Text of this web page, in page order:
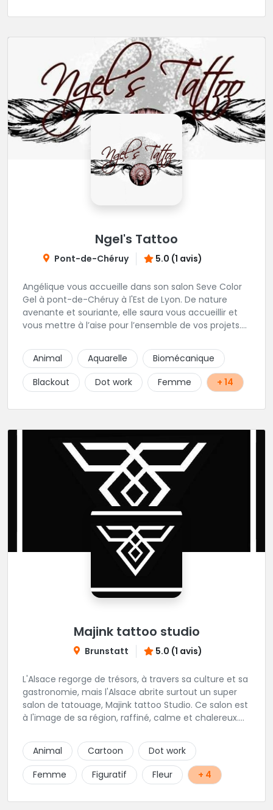
Ngel's Tattoo
Pont-de-Chéruy 5.0 (1 avis)
Angélique vous accueille dans son salon Seve Color
Gel à pont-de-Chéruy à l'Est de Lyon. De nature
avenante et souriante, elle saura vous accueillir et
vous mettre à l’aise pour l’ensemble de vos projets.
tatouages allant des calligraphies, motifs floraux au
réalisme.
Animal Aquarelle
Biomécanique
Blackout
Dot work Femme + 14
Majink tattoo studio
Brunstatt 5.0 (1 avis)
L'Alsace regorge de trésors, à travers sa culture et sa
gastronomie, mais l'Alsace abrite surtout un super
salon de tatouage, Majink tattoo Studio. Ce salon est
à l'image de sa région, raffiné, calme et chalereux.
découvrir son super shop !
Animal Cartoon
Dot work
Femme
Figuratif Fleur + 4